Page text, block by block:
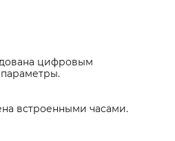
цифровым
встроенными часами.